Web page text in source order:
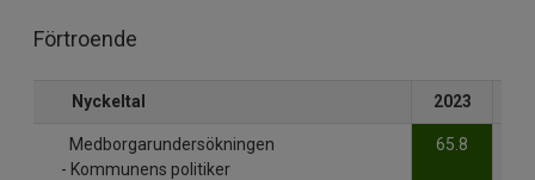
Förtroende
Nyckeltal 2023
Medborgarundersökningen
- Kommunens politiker
65.8